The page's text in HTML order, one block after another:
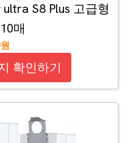
S8 Plus 고급형
매
확인하기